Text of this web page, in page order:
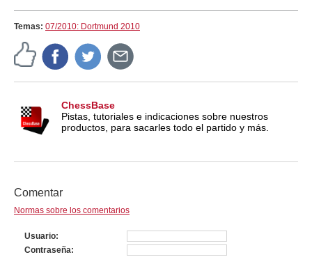
Temas: 07/2010: Dortmund 2010
ChessBase
Pistas, tutoriales e indicaciones sobre nuestros
productos, para sacarles todo el partido y más.
Comentar
Normas sobre los comentarios
Usuario
Contraseña